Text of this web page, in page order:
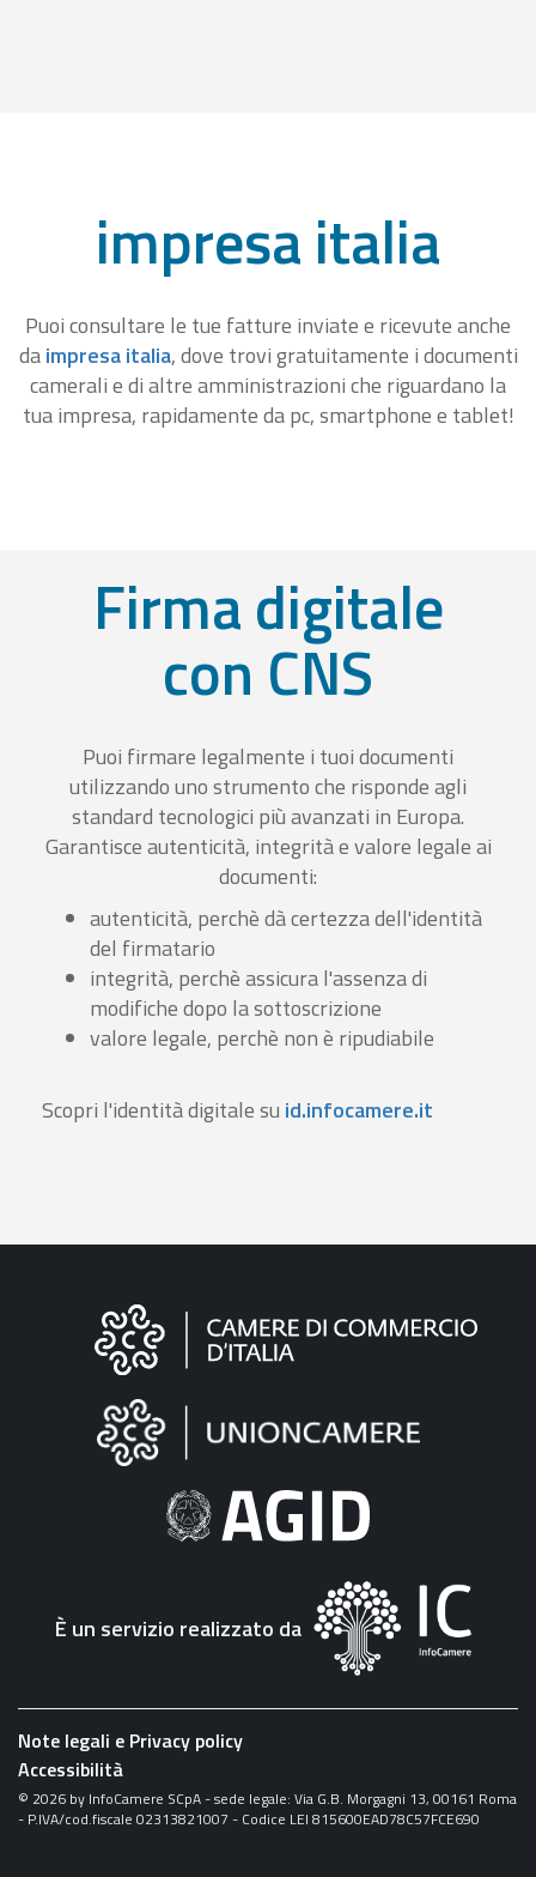
impresa italia
Puoi consultare le tue fatture inviate e ricevute anche
daimpresa italia, dove trovi gratuitamente i documenti
camerali e di altre amministrazioni che riguardano la
tua impresa, rapidamente da pc, smartphone e tablet!
Firma digitale
con CNS
Puoi firmare legalmente i tuoi documenti
utilizzando uno strumento che risponde agli
standard tecnologici più avanzati in Europa.
Garantisce autenticità, integrità e valore legale ai
documenti:
autenticità, perchè dà certezza dell'identità
del firmatario
integrità, perchè assicura l'assenza di
modifiche dopo la sottoscrizione
valore legale, perchè non è ripudiabile
Scopri l'identità digitale su id.infocamere.it
Informazioni
"Fattura
Elettronica"
È un servizio realizzato da
Note legali e Privacy policy
Accessibilità
© 2026 by InfoCamere SCpA - sede legale: Via G.B. Morgagni 13, 00161 Roma
- P.IVA/cod.fiscale 02313821007 - Codice LEI 815600EAD78C57FCE690